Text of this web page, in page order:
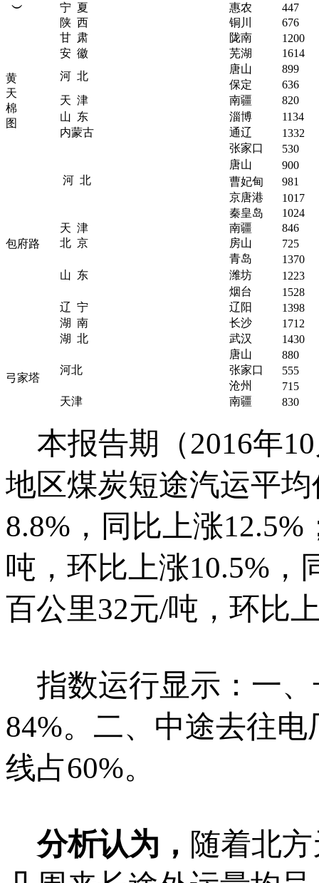
︶
宁 夏
惠农
447
陕 西
铜川
676
甘 肃
陇南
1200
安 徽
芜湖 1614
黄
天
棉
图
河 北
唐山
899
保定
636
天 津
南疆
820
山 东
淄博
1134
内蒙古
通辽 1332
包府路
河 北
张家口
530
唐山
900
曹妃甸
981
京唐港
1017
秦皇岛
1024
天 津
南疆
846
北 京
房山 725
山 东
青岛
1370
潍坊
1223
烟台
1528
辽 宁
辽阳
1398
湖 南
长沙
1712
湖 北
武汉 1430
弓家塔
河北
唐山
880
张家口
555
沧州
715
天津
南疆 830
本报告期（2016年
地区煤炭短途汽运平
8.8%，同比上涨
吨，环比上涨10.5%，
百公里32元/吨，环比
指数运行显示：一、
84%。二、中途去往
线占60%。
分析认为， 随着北